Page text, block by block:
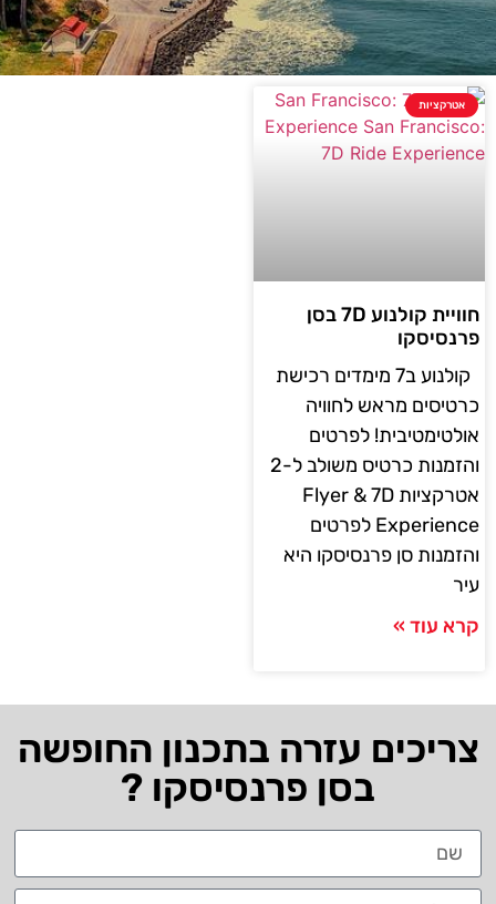
אטרקציות
חוויית קולנוע 7D בסן
פרנסיסקו
קולנוע ב7 מימדים רכישת
כרטיסים מראש לחוויה
אולטימטיבית! לפרטים
והזמנות כרטיס משולב ל-2
אטרקציות Flyer & 7D
Experience לפרטים
והזמנות סן פרנסיסקו היא
עיר
קרא עוד »
צריכים עזרה בתכנון החופשה
בסן פרנסיסקו ?